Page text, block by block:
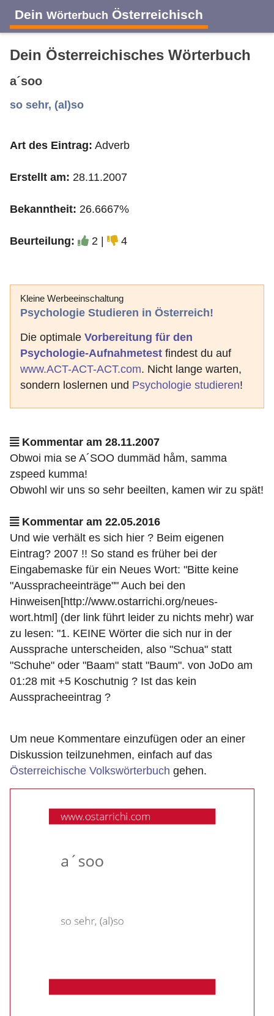
Dein Wörterbuch Österreichisch
A B C
J K L M
Dein Österreichisches Wörterbuch
a´soo
so sehr, (al)so
Art des Eintrag: Adverb
Erstellt am: 28.11.2007
Bekanntheit: 26.6667%
Beurteilung: 2 | 4
Kleine Werbeeinschaltung
Psychologie Studieren in Österreich!
Die optimale Vorbereitung für den
Psychologie-Aufnahmetest findest du auf
www.ACT-ACT-ACT.com. Nicht lange warten,
sondern loslernen und Psychologie studieren!
Kommentar am 28.11.2007
Obwoi mia se A´SOO dummäd håm, samma
zspeed kumma!
Obwohl wir uns so sehr beeilten, kamen wir zu spät!
Kommentar am 22.05.2016
Und wie verhält es sich hier ? Beim eigenen
Eintrag? 2007 !! So stand es früher bei der
Eingabemaske für ein Neues Wort: "Bitte keine
"Ausspracheeinträge"" Auch bei den
Hinweisen[http://www.ostarrichi.org/neues-
wort.html] (der link führt leider zu nichts mehr) war
zu lesen: "1. KEINE Wörter die sich nur in der
Aussprache unterscheiden, also "Schua" statt
"Schuhe" oder "Baam" statt "Baum". von JoDo am
01:28 mit +5 Koschutnig ? Ist das kein
Ausspracheeintrag ?
Um neue Kommentare einzufügen oder an einer
Diskussion teilzunehmen, einfach auf das
Österreichische Volkswörterbuch gehen.